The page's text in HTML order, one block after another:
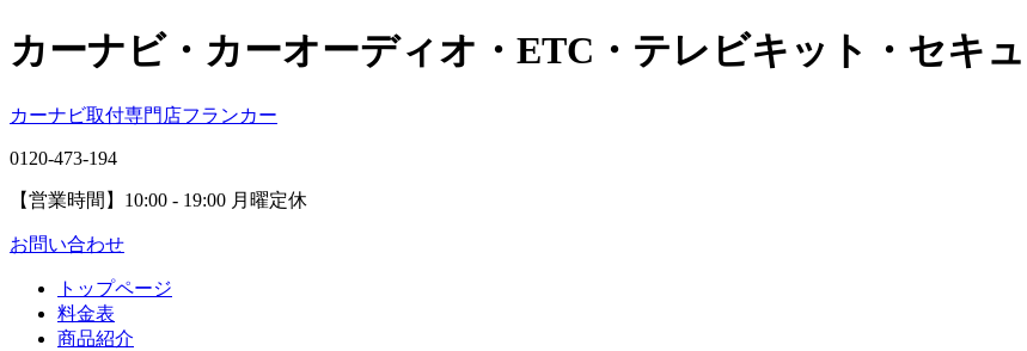
カーナビ・カーオーディオ・ETC・テレビキット・セキ
カーナビ取付専⾨店フランカー
0120-473-194
【営業時間】 10:00 - 19:00 月曜定休
お問い合わせ
トップページ
料金表
商品紹介